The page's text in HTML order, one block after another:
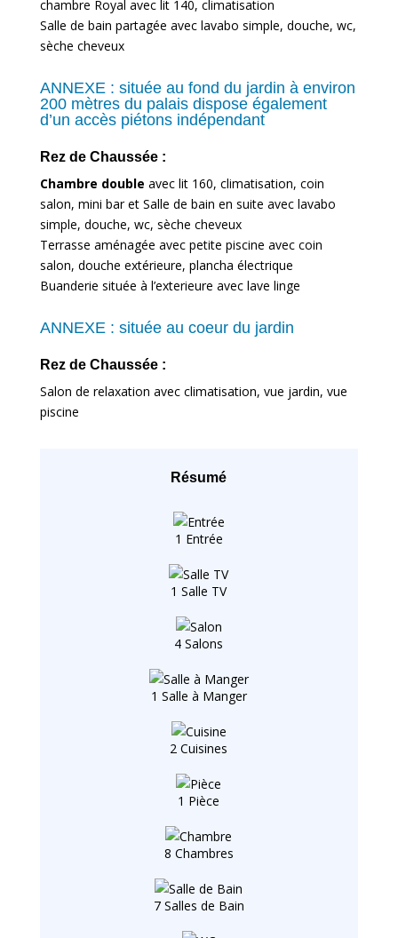
chambre Royal avec lit 140, climatisation
Salle de bain partagée avec lavabo simple, douche, wc,
sèche cheveux
ANNEXE : située au fond du jardin à environ
200 mètres du palais dispose également
d’un accès piétons indépendant
Rez de Chaussée :
Chambre double avec lit 160, climatisation, coin
salon, mini bar et Salle de bain en suite avec lavabo
simple, douche, wc, sèche cheveux
Terrasse aménagée avec petite piscine avec coin
salon, douche extérieure, plancha électrique
Buanderie située à l’exterieure avec lave linge
ANNEXE : située au coeur du jardin
Rez de Chaussée :
Salon de relaxation avec climatisation, vue jardin, vue
piscine
Résumé
1 Entrée
1 Salle TV
4 Salons
1 Salle à Manger
2 Cuisines
1 Pièce
8 Chambres
7 Salles de Bain